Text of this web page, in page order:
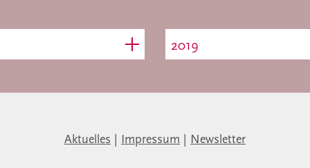
2019
Aktuelles Impressum Newsletter